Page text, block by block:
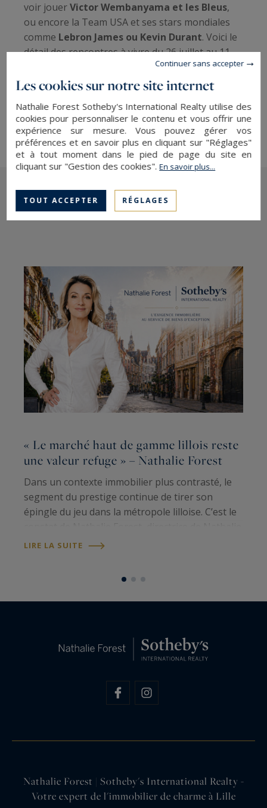
voir jouerVictor Wembanyama et les Bleus,
ou encore la Team USA et ses stars mondiales
comme Lebron James ou Kevin Durant. Voici le
détail des rencontres à vivre du 26 juillet au 11
En savoir plus !
Les dernières actualités
« Le marché haut de gamme lillois reste
une valeur refuge » – Nathalie Forest
Dans un contexte immobilier plus contrasté, le
segment du prestige continue de tirer son
épingle du jeu dans la métropole lilloise. C’est le
Forest Sotheby’s International Realty, qui
LIRE LA SUITE
Nathalie Forest | Sotheby's International Realty -
Votre expert de l'immobilier de charme à Lille
Les cookies sur notre site internet
Nathalie Forest Sotheby's International Realty utilise des
cookies pour personnaliser le contenu et vous offrir une
expérience sur mesure. Vous pouvez gérer vos
préférences et en savoir plus en cliquant sur "Réglages"
et à tout moment dans le pied de page du site en
cliquant sur "Gestion des cookies".En savoir plus...
TOUT ACCEPTER RÉGLAGES
Continuer sans accepter